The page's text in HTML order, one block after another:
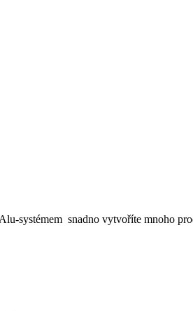
systémem snadno vytvoříte mnoho